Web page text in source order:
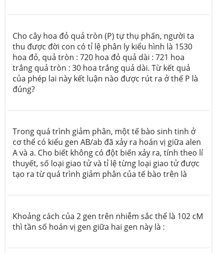
Cho cây hoa đỏ quả tròn (P) tự thụ phấn, người ta
thu được đời con có tỉ lệ phân ly kiểu hình là 1530
hoa đỏ, quả tròn : 720 hoa đỏ quả dài : 721 hoa
trắng quả tròn : 30 hoa trắng quả dài. Từ kết quả
của phép lai này kết luận nào được rút ra ở thế P là
đúng?
Trong quá trình giảm phân, một tế bào sinh tinh ở
cơ thể có kiểu gen AB/ab đã xảy ra hoán vị giữa alen
A và a. Cho biết không có đột biến xảy ra, tính theo lí
thuyết, số loại giao tử và tỉ lệ từng loại giao tử được
tạo ra từ quá trình giảm phân của tế bào trên là
Khoảng cách của 2 gen trên nhiễm sắc thể là 102 cM
thì tần số hoán vị gen giữa hai gen này là :